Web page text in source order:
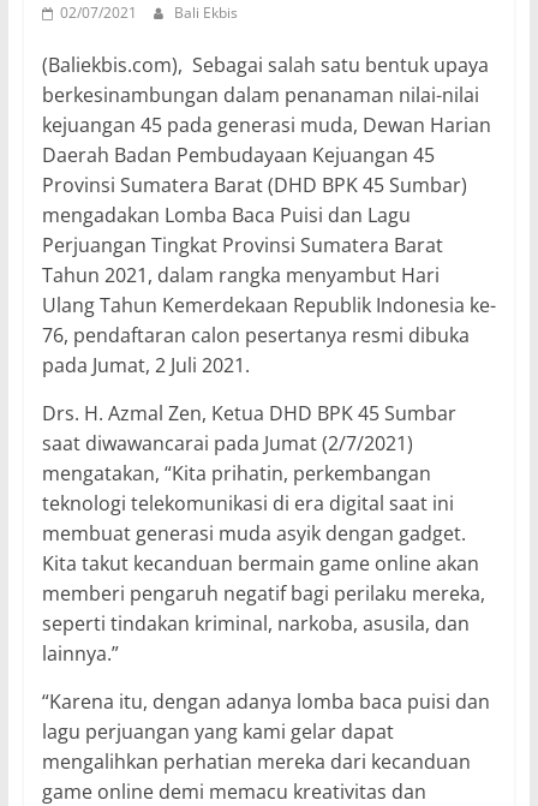
02/07/2021 Bali Ekbis
(Baliekbis.com), Sebagai salah satu bentuk upaya
berkesinambungan dalam penanaman nilai-nilai
kejuangan 45 pada generasi muda, Dewan Harian
Daerah Badan Pembudayaan Kejuangan 45
Provinsi Sumatera Barat (DHD BPK 45 Sumbar)
mengadakan Lomba Baca Puisi dan Lagu
Perjuangan Tingkat Provinsi Sumatera Barat
Tahun 2021, dalam rangka menyambut Hari
Ulang Tahun Kemerdekaan Republik Indonesia ke-
76, pendaftaran calon pesertanya resmi dibuka
pada Jumat, 2 Juli 2021.
Drs. H. Azmal Zen, Ketua DHD BPK 45 Sumbar
saat diwawancarai pada Jumat (2/7/2021)
mengatakan, “Kita prihatin, perkembangan
teknologi telekomunikasi di era digital saat ini
membuat generasi muda asyik dengan gadget.
Kita takut kecanduan bermain game online akan
memberi pengaruh negatif bagi perilaku mereka,
seperti tindakan kriminal, narkoba, asusila, dan
lainnya.”
“Karena itu, dengan adanya lomba baca puisi dan
lagu perjuangan yang kami gelar dapat
mengalihkan perhatian mereka dari kecanduan
game online demi memacu kreativitas dan